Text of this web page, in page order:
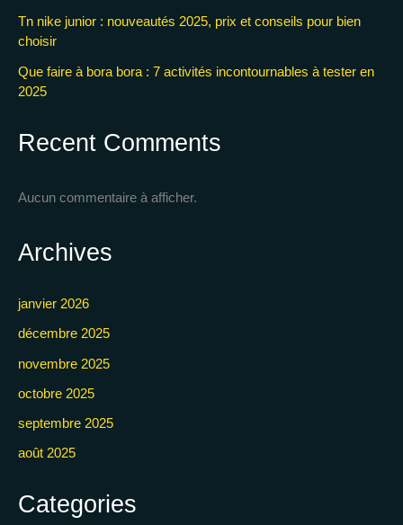
Tn nike junior : nouveautés 2025, prix et conseils pour bien
choisir
Que faire à bora bora : 7 activités incontournables à tester en
2025
Recent Comments
Aucun commentaire à afficher.
Archives
janvier 2026
décembre 2025
novembre 2025
octobre 2025
septembre 2025
août 2025
Categories